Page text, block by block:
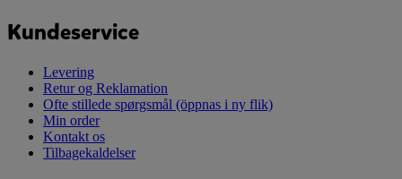
Kundeservice
Levering
Retur og Reklamation
Ofte stillede spørgsmål (öppnas i ny flik)
Min order
Kontakt os
Tilbagekaldelser